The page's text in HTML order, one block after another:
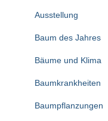
Ausstellung
Baum des Jahres
Bäume und Klima
Baumkrankheiten
Baumpflanzungen